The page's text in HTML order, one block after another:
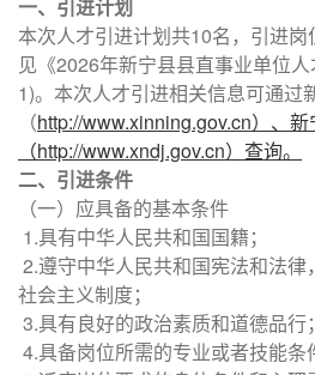
一、引进计划
本次人才引进计划共10名，引进
见《2026年新宁县县直事业单位
1)。本次人才引进相关信息可通过
（http://www.xinning.gov.cn）、
（http://www.xndj.gov.cn）查询。
二、引进条件
（一）应具备的基本条件
1.具有中华人民共和国国籍；
2.遵守中华人民共和国宪法和法
社会主义制度；
3.具有良好的政治素质和道德品行；
4.具备岗位所需的专业或者技能条